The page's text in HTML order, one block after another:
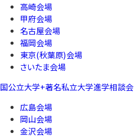
高崎会場
甲府会場
名古屋会場
福岡会場
東京(秋葉原)会場
さいたま会場
国公立大学+著名私立大学進学相談会
広島会場
岡山会場
金沢会場